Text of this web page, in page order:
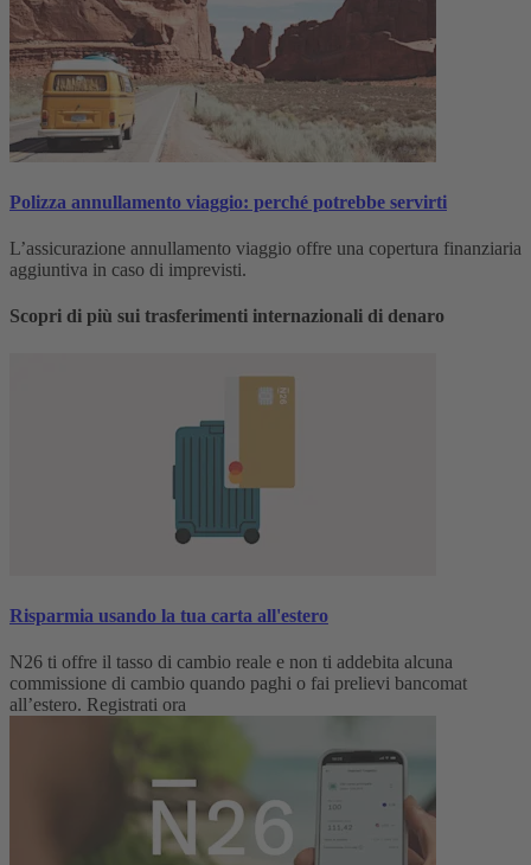
Polizza annullamento viaggio: perché potrebbe servirti
L’assicurazione annullamento viaggio offre una copertura finanziaria
aggiuntiva in caso di imprevisti.
Scopri di più sui trasferimenti internazionali di denaro
Risparmia usando la tua carta all'estero
N26 ti offre il tasso di cambio reale e non ti addebita alcuna
commissione di cambio quando paghi o fai prelievi bancomat
all’estero. Registrati ora